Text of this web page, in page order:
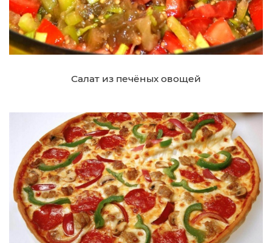
Салат из печёных овощей